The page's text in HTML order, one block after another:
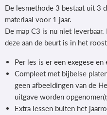
De lesmethode 3 bestaat uit 3
materiaal voor 1 jaar.
De map C3 is nu niet
deze aan de beurt is in het
Per les is er een exegese
Compleet met bijbelse
geen afbeeldingen van de
uitgave worden opgenomen);
Extra lessen buiten het